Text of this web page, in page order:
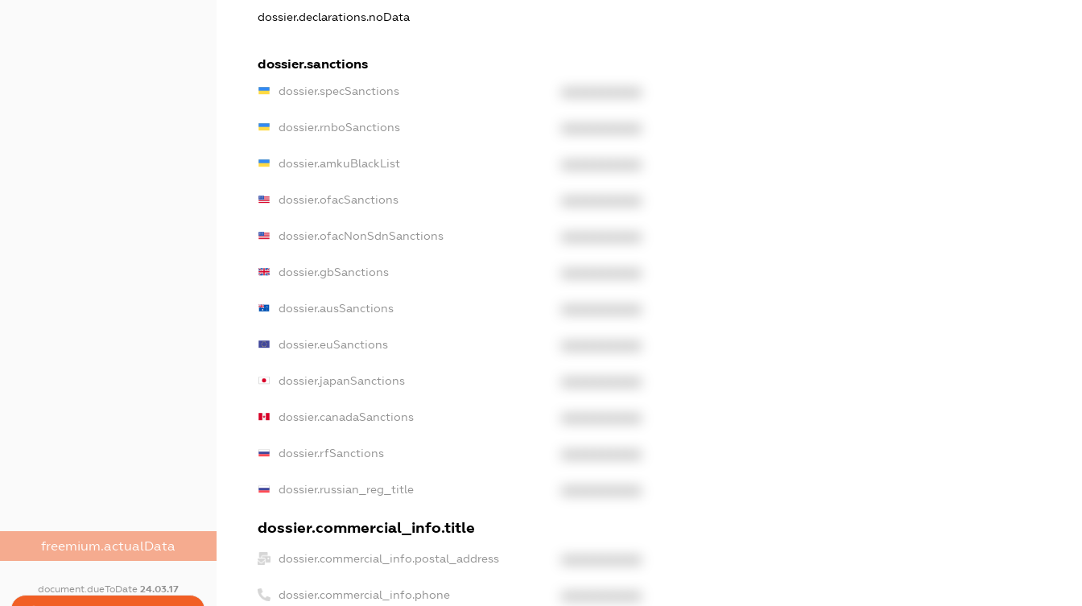
freemium.actualData
document.dueToDate 24.03.17
dossier.declarations.noData
dossier.sanctions
dossier.specSanctions
dossier.rnboSanctions
dossier.amkuBlackList
dossier.ofacSanctions
dossier.ofacNonSdnSanctions
dossier.gbSanctions
dossier.ausSanctions
dossier.euSanctions
dossier.japanSanctions
dossier.canadaSanctions
dossier.rfSanctions
dossier.russian_reg_title
dossier.commercial_info.title
dossier.commercial_info.postal_address
dossier.commercial_info.phone